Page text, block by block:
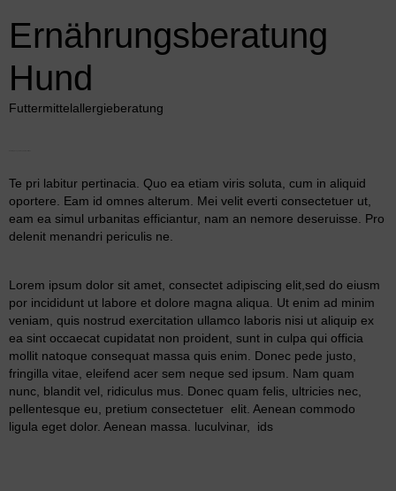
Ernährungsberatung
Hund
Futtermittelallergieberatung
Te pri labitur pertinacia. Quo ea etiam viris soluta, cum in aliquid
oportere. Eam id omnes alterum. Mei velit everti consectetuer ut,
eam ea simul urbanitas efficiantur, nam an nemore deseruisse. Pro
delenit menandri periculis ne.
Lorem ipsum dolor sit amet, consectet adipiscing elit,sed do eiusm
por incididunt ut labore et dolore magna aliqua. Ut enim ad minim
veniam, quis nostrud exercitation ullamco laboris nisi ut aliquip ex
ea sint occaecat cupidatat non proident, sunt in culpa qui officia
mollit natoque consequat massa quis enim. Donec pede justo,
fringilla vitae, eleifend acer sem neque sed ipsum. Nam quam
nunc, blandit vel, ridiculus mus. Donec quam felis, ultricies nec,
pellentesque eu, pretium consectetuer elit. Aenean commodo
ligula eget dolor. Aenean massa. luculvinar, ids